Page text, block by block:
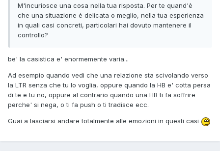
M'incuriosce una cosa nella tua risposta. Per te quand'è
che una situazione è delicata o meglio, nella tua esperienza
in quali casi concreti, particolari hai dovuto mantenere il
controllo?
be' la casistica e' enormemente varia...
Ad esempio quando vedi che una relazione sta scivolando verso
la LTR senza che tu lo voglia, oppure quando la HB e' cotta persa
di te e tu no, oppure al contrario quando una HB ti fa soffrire
perche' si nega, o ti fa push o ti tradisce ecc.
Guai a lasciarsi andare totalmente alle emozioni in questi casi